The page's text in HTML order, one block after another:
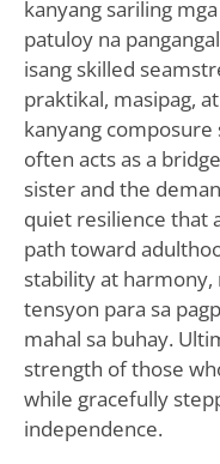
kanyang sariling
patuloy na
isang skilled
praktikal, masipag,
kanyang composure
often acts as a
sister and the
quiet resilience that
path toward
stability at harmony,
tensyon para sa
mahal sa buhay.
strength of those
while gracefully
independence.